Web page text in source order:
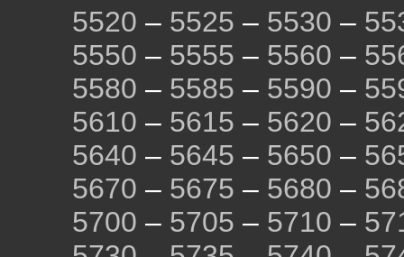
5520 – 5525 – 5530 –
5550 – 5555 – 5560 –
5580 – 5585 – 5590 –
5610 – 5615 – 5620 –
5640 – 5645 – 5650 –
5670 – 5675 – 5680 –
5700 – 5705 – 5710 –